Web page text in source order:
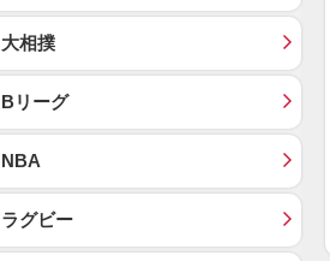
大相撲
Bリーグ
NBA
ラグビー